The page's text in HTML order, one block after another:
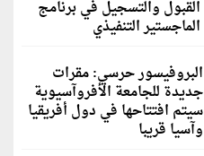
القبول والتسجيل في برنامج
الماجستير التنفيذي
البروفيسور حرسي: مقرات
جديدة للجامعة الأفروآسيوية
سيتم افتتاحها في دول أفريقيا
وآسيا قريبا